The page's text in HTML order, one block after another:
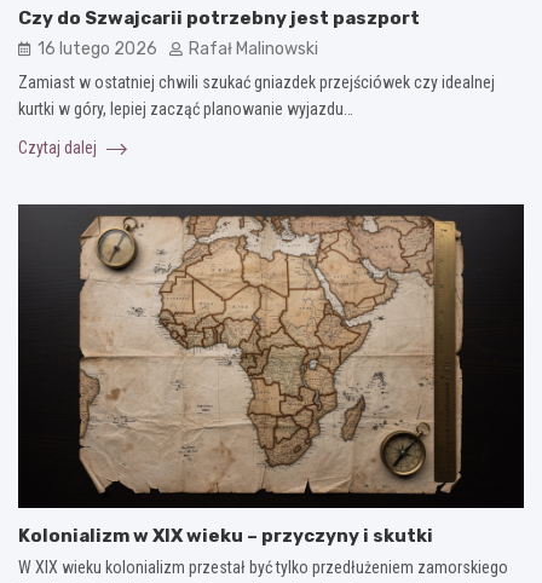
Czy do Szwajcarii potrzebny jest paszport
16 lutego 2026 Rafał Malinowski
Zamiast w ostatniej chwili szukać gniazdek przejściówek czy idealnej
kurtki w góry, lepiej zacząć planowanie wyjazdu…
Czytaj dalej
Kolonializm w XIX wieku – przyczyny i skutki
W XIX wieku kolonializm przestał być tylko przedłużeniem zamorskiego